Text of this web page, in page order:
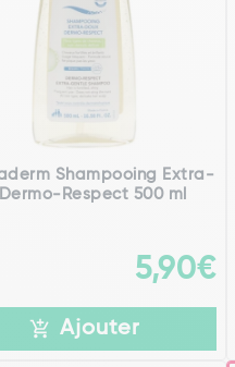
Shampooing Extra-
Respect 500 ml
5,90€
Ajouter